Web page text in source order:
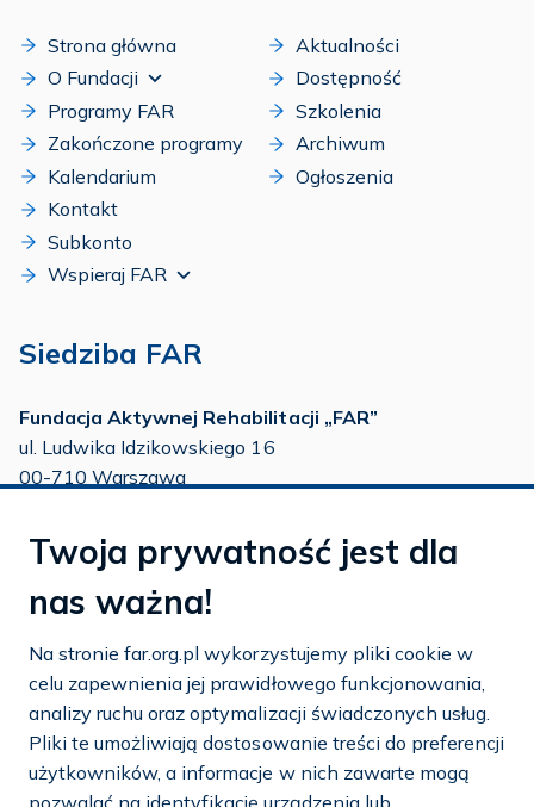
Strona główna
O Fundacji
Programy FAR
Zakończone programy
Kalendarium
Kontakt
Subkonto
Wspieraj FAR
Aktualności
Dostępność
Szkolenia
Archiwum
Ogłoszenia
Siedziba FAR
Fundacja Aktywnej Rehabilitacji „FAR”
ul. Ludwika Idzikowskiego 16
00-710 Warszawa
tel.:22 651 88 03
22 858 26 39
tel.:22 642 22 91
e-mail:info@far.org.pl
Dostosuj cookies
Twoja prywatność jest dla
nas ważna!
Na stronie far.org.pl wykorzystujemy pliki cookie w
celu zapewnienia jej prawidłowego funkcjonowania,
analizy ruchu oraz optymalizacji świadczonych usług.
Pliki te umożliwiają dostosowanie treści do preferencji
użytkowników, a informacje w nich zawarte mogą
pozwalać na identyfikację urządzenia lub